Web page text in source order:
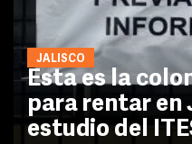
JALISCO
Esta es la
para rentar en
estudio del